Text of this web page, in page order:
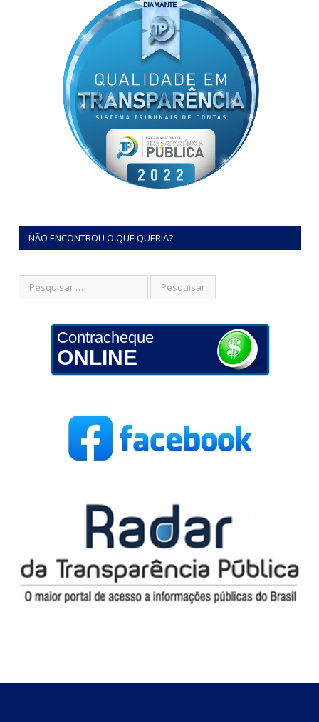
NÃO ENCONTROU O QUE QUERIA?
Contracheque
ONLINE